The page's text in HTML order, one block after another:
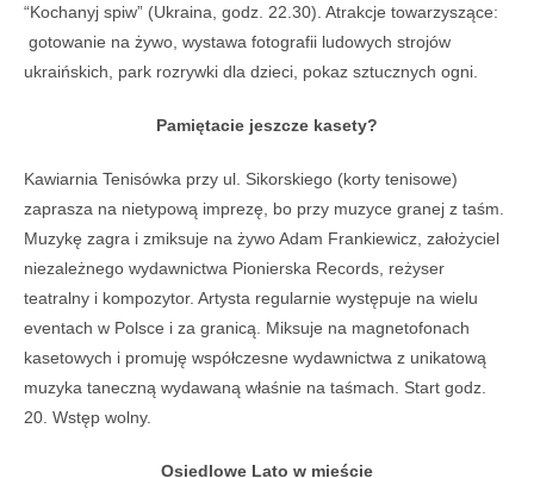
“Kochanyj spiw” (Ukraina, godz. 22.30). Atrakcje towarzyszące:
gotowanie na żywo, wystawa fotografii ludowych strojów
ukraińskich, park rozrywki dla dzieci, pokaz sztucznych ogni.
Pamiętacie jeszcze kasety?
Kawiarnia Tenisówka przy ul. Sikorskiego (korty tenisowe)
zaprasza na nietypową imprezę, bo przy muzyce granej z taśm.
Muzykę zagra i zmiksuje na żywo Adam Frankiewicz, założyciel
niezależnego wydawnictwa Pionierska Records, reżyser
teatralny i kompozytor. Artysta regularnie występuje na wielu
eventach w Polsce i za granicą. Miksuje na magnetofonach
kasetowych i promuję współczesne wydawnictwa z unikatową
muzyka taneczną wydawaną właśnie na taśmach. Start godz.
20. Wstęp wolny.
Osiedlowe Lato w mieście